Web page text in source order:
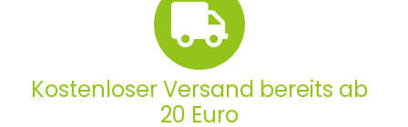
Kostenloser Versand bereits ab
20 Euro